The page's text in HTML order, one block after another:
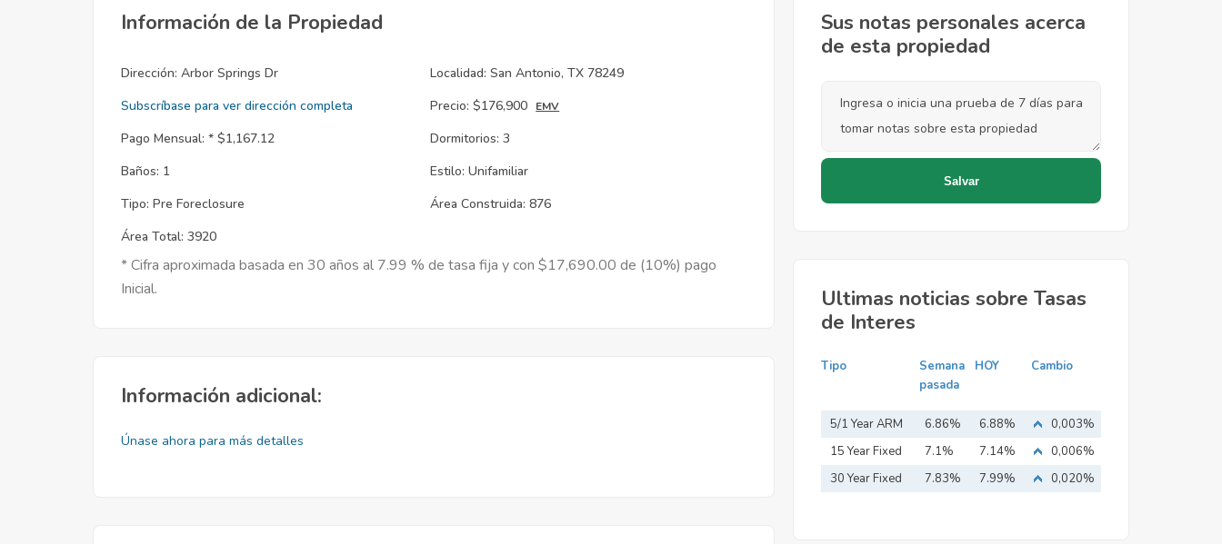
Información de la Propiedad
Dirección: Arbor Springs Dr
Subscríbase para ver dirección completa
Localidad: San Antonio, TX 78249
Precio: $176,900 EMV
Pago Mensual: * $1,167.12 Dormitorios: 3
Baños: 1 Estilo: Unifamiliar
Tipo: Pre Foreclosure Área Construida: 876
Área Total: 3920
* Cifra aproximada basada en 30 años al 7.99 % de tasa fija y con $17,690.00 de (10%) pago
Inicial.
Información adicional:
Únase ahora para más detalles
Sus notas personales acerca
de esta propiedad
Ultimas noticias sobre Tasas
de Interes
Tipo
Semana
pasada
HOY Cambio
5/1 Year ARM 6.86% 6.88%
0,003%
15 Year Fixed
Mortgage
7.1% 7.14%
0,006%
30 Year Fixed
7.83% 7.99% 0,020%